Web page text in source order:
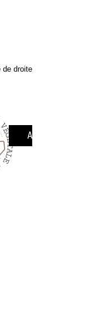
V
É
G
É
T
A
L
E
AVANT